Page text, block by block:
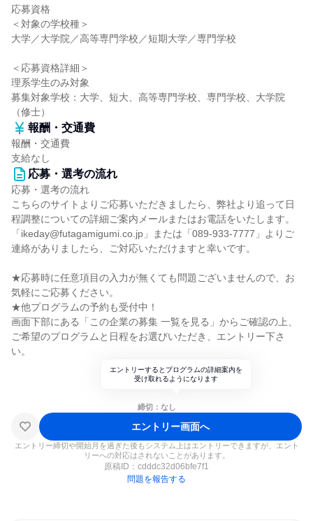
応募資格
＜対象の学校種＞
大学／大学院／高等専門学校／短期大学／専門学校
＜応募資格詳細＞
理系学生のみ対象
募集対象学校：大学、短大、高等専門学校、専門学校、大学院
（修士）
報酬・交通費
報酬・交通費
支給なし
応募・選考の流れ
応募・選考の流れ
こちらのサイトよりご応募いただきましたら、弊社より追って日
程調整についての詳細ご案内メールまたはお電話をいたします。
「ikeday@futagamigumi.co.jp」または「089-933-7777」よりご
連絡がありましたら、ご対応いただけますと幸いです。
★応募時に任意項目の入力が無くても問題ございませんので、お
気軽にご応募ください。
★他プログラムの予約も受付中！
画面下部にある「この企業の募集 一覧を見る」からご確認の上、
ご希望のプログラムと日程をお選びいただき、エントリー下さ
い。
エントリーするとプログラムの詳細案内を
受け取れるようになります
締切：なし
エントリー画面へ
エントリー締切や開始月を過ぎた後もシステム上はエントリーできますが、エント
リーへの対応はされないことがあります。
原稿ID： cdddc32d06bfe7f1
問題を報告する